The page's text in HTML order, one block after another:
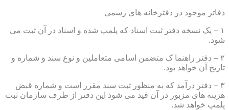
دفاتر موجود در دفترخانه های رسمی
۱ – یک نسخه دفتر ثبت اسناد که پلمپ شده و اسناد در آن ثبت می
شود.
۲ – دفتر راهنما ک متضمن اسامی متعاملین و نوع سند و شماره و
تاریخ آن خواهد بود.
۳ – دفتر درآمد که به منظور ثبت سند مقرر است و شماره قبض
هزینه های مزبور در آن قید می شود این دفتر از طرف سازمان ثبت
پلمپ خواهد شد.